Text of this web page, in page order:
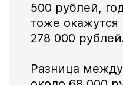
500 рублей,
тоже
278 000
Разница